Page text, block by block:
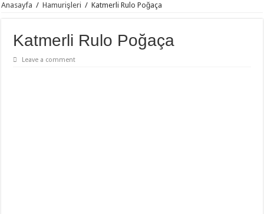
Anasayfa / Hamurişleri / Katmerli Rulo Poğaça
Katmerli Rulo Poğaça
Leave a comment